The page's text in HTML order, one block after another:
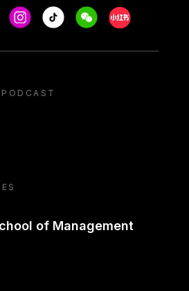
Instagram
Tiktok WeechatXiaohongshu/
podcast
of Management